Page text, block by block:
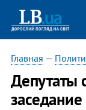
Главная —
​Депутаты
заседание